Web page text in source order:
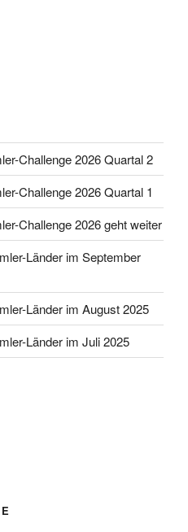
Challenge 2026 Quartal 2
Challenge 2026 Quartal 1
Challenge 2026 geht weiter
Länder im September
Länder im August 2025
Länder im Juli 2025